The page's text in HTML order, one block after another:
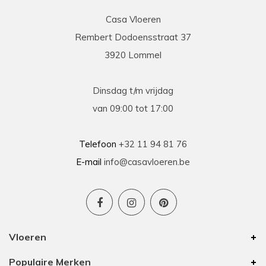
Prima geholpen bij zowel de keuze als plaatsing
problemen tijdens plaatsing .
Casa Vloeren. Toen was het van hun eigen merk
Casa Vloeren
Rembert Dodoensstraat 37
3920 Lommel
Dinsdag t/m vrijdag
van 09:00 tot 17:00
Telefoon +32 11 94 81 76
E-mail info@casavloeren.be
Vloeren
Populaire Merken